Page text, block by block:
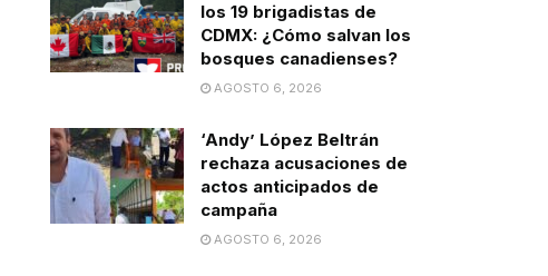
los 19 brigadistas de
CDMX: ¿Cómo salvan los
bosques canadienses?
AGOSTO 6, 2026
‘Andy’ López Beltrán
rechaza acusaciones de
actos anticipados de
campaña
AGOSTO 6, 2026